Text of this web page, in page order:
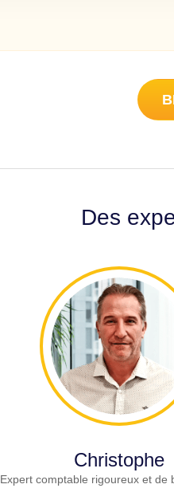
Des
Christophe
Expert comptable rigoureux et de